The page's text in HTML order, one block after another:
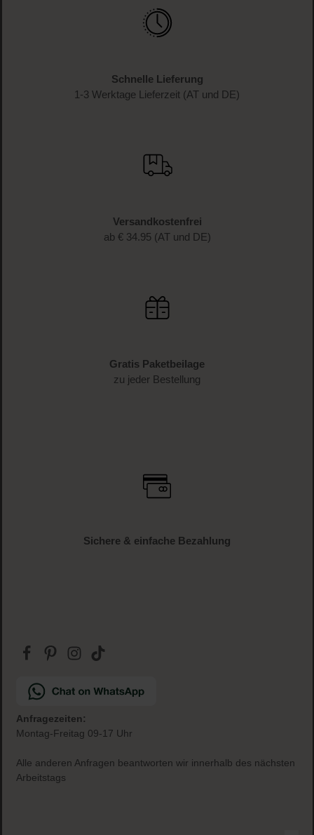
Schnelle Lieferung
1-3 Werktage Lieferzeit (AT und DE)
Versandkostenfrei
ab € 34.95 (AT und DE)
Gratis Paketbeilage
zu jeder Bestellung
Sichere & einfache Bezahlung
Anfragezeiten:
Montag-Freitag 09-17 Uhr
Alle anderen Anfragen beantworten wir innerhalb des nächsten
Arbeitstags